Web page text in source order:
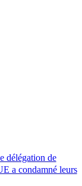
délégation de
a condamné leurs